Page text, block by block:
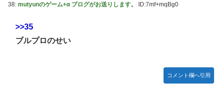
38: mutyunのゲーム+α ブログがお送りします。 ID:7mf+mqBg0
>>35
ブルプロのせい
コメント欄へ引用